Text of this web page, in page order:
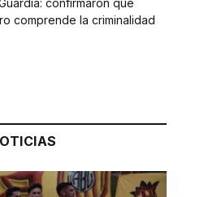
comprende la criminalidad